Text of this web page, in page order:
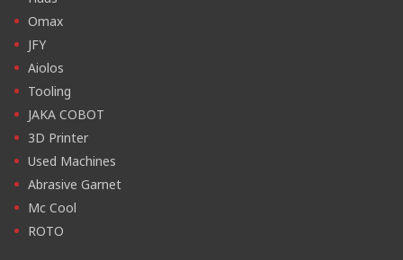
Omax
JFY
Aiolos
Tooling
JAKA COBOT
3D Printer
Used Machines
Abrasive Garnet
Mc Cool
ROTO